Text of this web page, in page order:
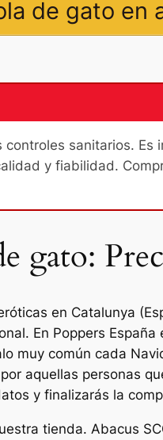
de gato en
sanitarios. Es
y fiabilidad.
gato:
en Catalunya
En Poppers
muy común cada
aquellas personas
y finalizarás la
tienda. Abacus